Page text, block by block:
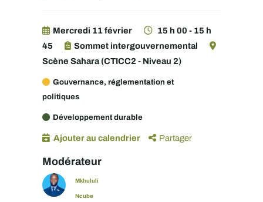
Mercredi 11 février
15 h 00 - 15 h
45
Sommet intergouvernemental
Scène Sahara (CTICC2 - Niveau 2)
Gouvernance, réglementation et
politiques
Développement durable
Ajouter au calendrier Partager
Modérateur
Mkhululi
Ncube